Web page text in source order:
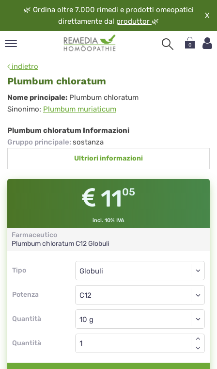
🌿 Ordina oltre 7.000 rimedi e prodotti omeopatici
direttamente dal produttor 🌿
X
0
indietro
Plumbum chloratum
Plumbum
chloratum
Nome principale: Plumbum chloratum
Sinonimo: Plumbum muriaticum
Plumbum chloratum Informazioni
Gruppo principale: sostanza
Ultriori informazioni
1105
incl. 10% IVA
Farmaceutico
Plumbum chloratumC12Globuli
Tipo
Tipo
Potenza
Globuli
C12
Quantità
Globuli
Quantità